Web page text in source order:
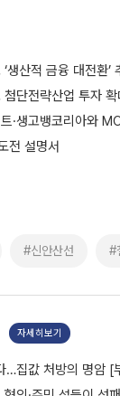
생산적 금융 대전환’
단전략산업 투자 확
·생고뱅코리아와
전 설명서
#신안산선 #
자세히보기
…집값 처방의 명암 [